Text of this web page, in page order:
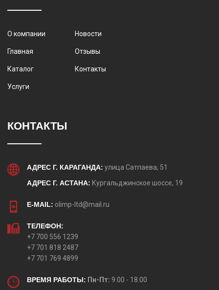
О компании
Главная
Каталог
Услуги
Новости
Отзывы
Контакты
КОНТАКТЫ
АДРЕС Г. КАРАГАНДА: улица Сатпаева, 51
АДРЕС Г. АСТАНА: Кургальджинское шоссе, 19
E-MAIL: olimp-ltd@mail.ru
ТЕЛЕФОН:
+7 700 556 1239
+7 701 818 2487
+7 701 769 4899
ВРЕМЯ РАБОТЫ: Пн-Пт: 9.00 - 18.00